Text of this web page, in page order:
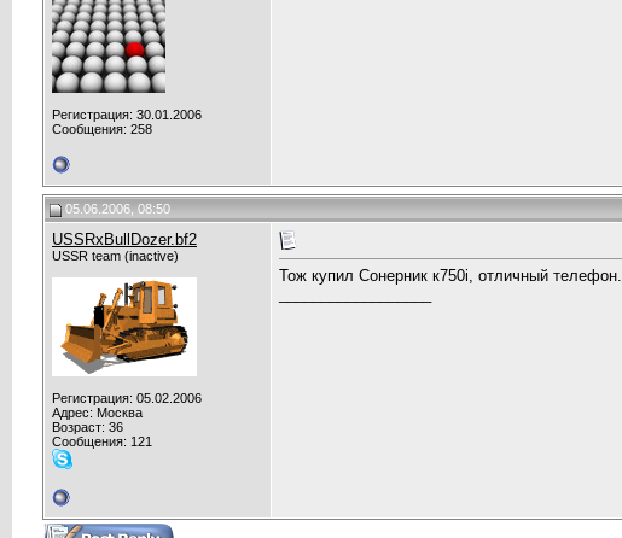
Регистрация: 30.01.2006
Сообщения: 258
05.06.2006, 08:50
USSRxBullDozer.bf2
USSR team (inactive)
Регистрация: 05.02.2006
Адрес: Москва
Возраст: 36
Сообщения: 121
Тож купил Сонерник к750i, отличный телефон.